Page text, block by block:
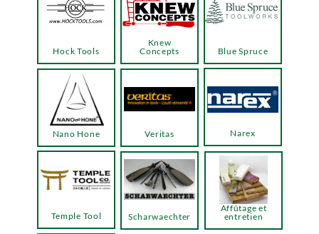
Hock Tools
Knew
Concepts
Temple Tool
Blue Spruce
Narex
Veritas
Nano Hone
Scharwaechter
Affûtage et
entretien